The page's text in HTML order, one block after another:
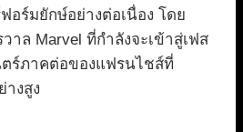
อร์มยักษ์อย่างต่อเนื่อง โดย
าล Marvel ที่กำลังจะเข้าสู่เฟส
ร์ภาคต่อของแฟรนไชส์ที่
างสูง